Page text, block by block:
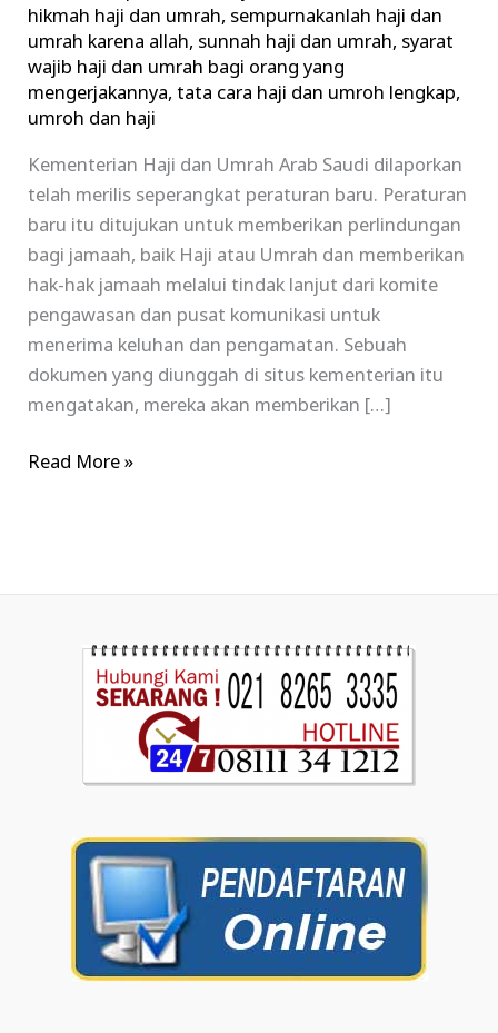
hikmah haji dan umrah, sempurnakanlah haji dan
umrah karena allah, sunnah haji dan umrah, syarat
wajib haji dan umrah bagi orang yang
mengerjakannya,tata cara haji dan umroh lengkap,
umroh dan haji
Kementerian Haji dan Umrah Arab Saudi dilaporkan
telah merilis seperangkat peraturan baru. Peraturan
baru itu ditujukan untuk memberikan perlindungan
bagi jamaah, baik Haji atau Umrah dan memberikan
hak-hak jamaah melalui tindak lanjut dari komite
pengawasan dan pusat komunikasi untuk
menerima keluhan dan pengamatan. Sebuah
dokumen yang diunggah di situs kementerian itu
mengatakan, mereka akan memberikan […]
Read More »